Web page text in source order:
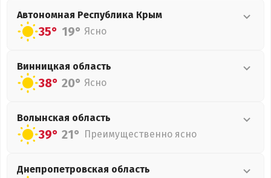
Автономная Республика Крым
35° 19° Ясно
Винницкая область
38° 20° Ясно
Волынская область
39° 21° Преимущественно ясно
Днепропетровская область